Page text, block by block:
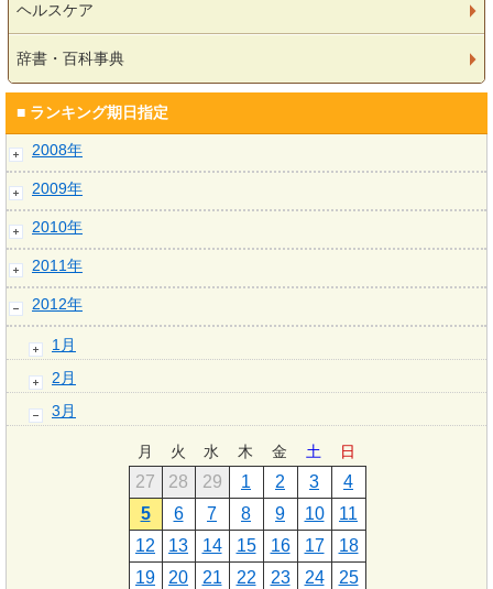
ヘルスケア
辞書・百科事典
■ ランキング期日指定
2008年
2009年
2010年
2011年
2012年
1月
2月
3月
月 火 水 木 金 土 日
27 28 29 1 2 3
4
5
6 7 8 9 10
11
12
13 14 15 16 17
18
19
20 21 22 23 24 25